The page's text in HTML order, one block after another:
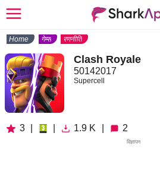
Home गेम्स रणनीति
Clash Royale
50142017
Supercell
3 1.9 K 2
विज्ञापन